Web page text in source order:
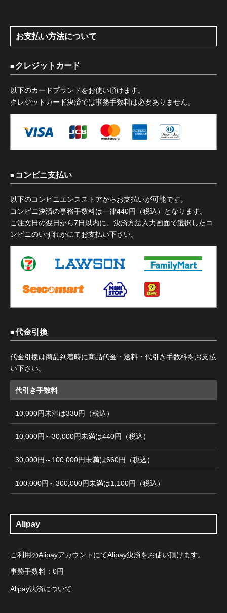
お支払い方法について
クレジットカード
以下のカードブランドをお使い頂けます。
クレジットカード決済では事務手数料は必要ありません。
コンビニ支払い
以下のコンビニエンスストアからお支払いが可能です。
コンビニ決済の事務手数料は一律440円（税込）となります。
ご注文日の翌日から7日以内に、決済方法入力画面で選択したコ
ンビニのいずれかにてお支払い下さい。
代金引換
代金引換は商品到着時に商品代金・送料・代引き手数料をお支払
い下さい。
代引き手数料
10,000円未満は330円（税込）
10,000円～30,000円未満は440円（税込）
30,000円～100,000円未満は660円（税込）
100,000円～300,000円未満は1,100円（税込）
Alipay
ご利用のAlipayアカウントにてAlipay決済をお使い頂けます。
事務手数料：0円
Alipay決済について